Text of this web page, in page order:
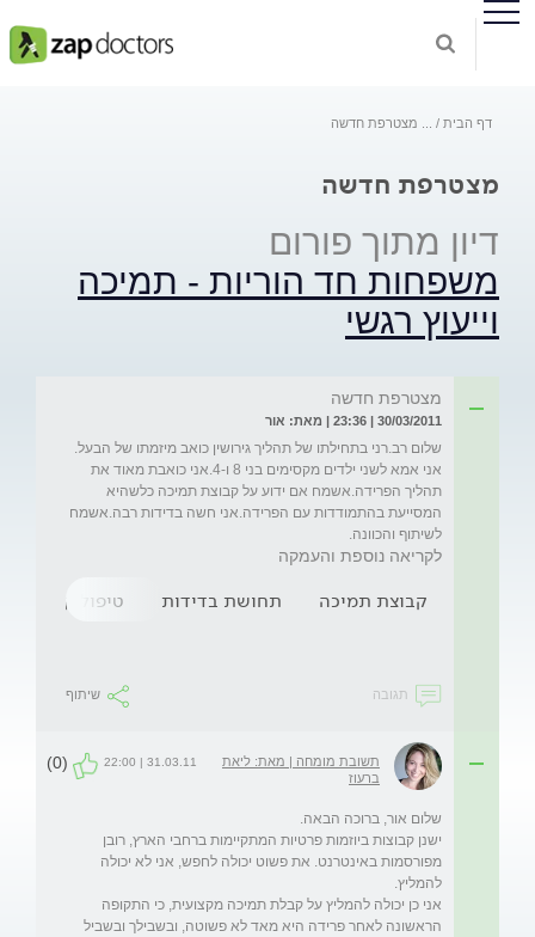
דף הבית מצטרפת חדשה
מצטרפת חדשה
דיון מתוך פורום
משפחות חד הוריות - תמיכה
וייעוץ רגשי
מצטרפת חדשה
30/03/2011 | 23:36 | מאת: אור
שלום רב.רני בתחילתו של תהליך גירושין כואב מיזמתו של הבעל.
אני אמא לשני ילדים מקסימים בני 8 ו-4.אני כואבת מאוד את
תהליך הפרידה.אשמח אם ידוע על קבוצת תמיכה כלשהיא
המסייעת בהתמודדות עם הפרידה.אני חשה בדידות רבה.אשמח
לשיתוף והכוונה.
לקריאה נוספת והעמקה
קבוצת תמיכה תחושת בדידות טיפול קבוצתי
תגובה שיתוף
תשובת מומחה | מאת: ליאת
ברעוז
31.03.11 | 22:00
(0)
ישנן קבוצות ביוזמות פרטיות המתקיימות ברחבי הארץ, רובן
מפורסמות באינטרנט. את פשוט יכולה לחפש, אני לא יכולה
אני כן יכולה להמליץ על קבלת תמיכה מקצועית, כי התקופה
הראשונה לאחר פרידה היא מאד לא פשוטה, ובשבילך ובשביל